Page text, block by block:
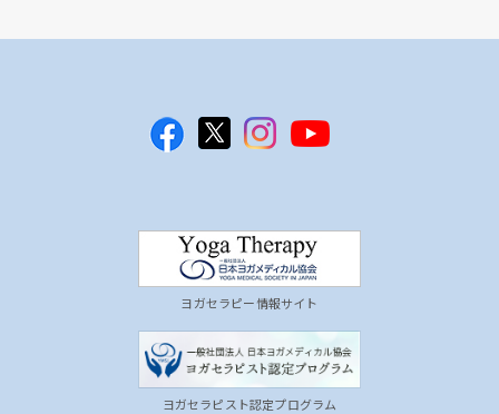
ヨガセラピー情報サイト
ヨガセラピスト認定プログラム